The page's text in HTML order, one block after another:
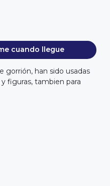
cuando llegue
gorrión, han sido usadas
figuras, tambien para